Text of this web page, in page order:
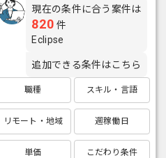
現在の条件に合う案件は
820 件
Eclipse
追加できる条件はこちら
職種 スキル・言語
リモート・地域 週稼働日
単価 こだわり条件